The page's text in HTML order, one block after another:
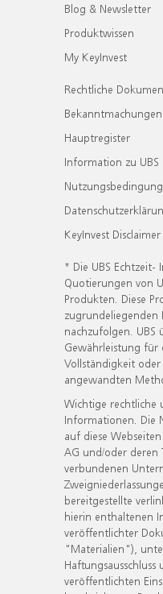
Blog & Newsletter
Produktwissen
My KeyInvest
Rechtliche
Bekanntmachungen
Hauptregister
Information zu UBS
KeyInvest Disclaimer
* Die UBS
Quotierungen von
Produkten. Diese
zugrundeliegenden
nachzufolgen. UBS
Gewährleistung für
Vollständigkeit
angewandten
Wichtige rechtliche
Informationen. Die
auf diese
AG und/oder deren
verbundenen
bereitgestellte
hierin enthaltenen
veröffentlichter
"Materialien"),
veröffentlichten